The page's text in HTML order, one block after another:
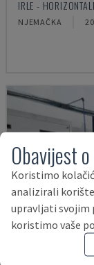
IRLE -
NJEMAČKA
Obavijest
Koristimo
analizirali
upravljati svojim
koristimo vaše